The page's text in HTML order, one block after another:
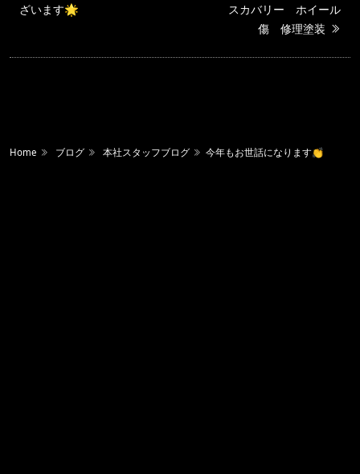
ざいます🌟
スカバリー ホイール
傷 修理塗装
Home ブログ 本社スタッフブログ 今年もお世話になります👏